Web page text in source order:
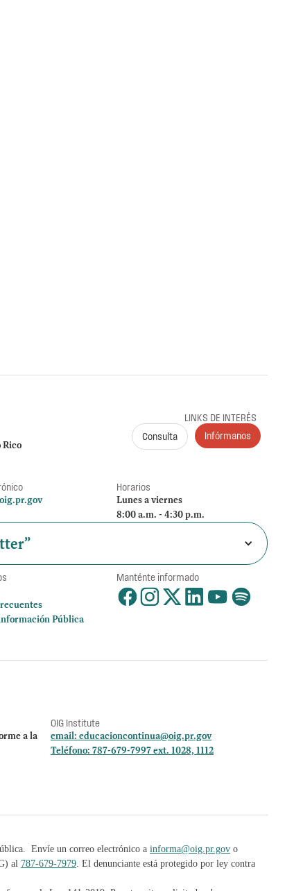
Rico
LINKS DE INTERÉS
Consulta
Infórmanos
Horarios
Lunes a viernes
8:00 a.m. - 4:30 p.m.
Pública
Manténte informado
a la
OIG Institute
email: educacioncontinua@oig.pr.gov
Teléfono: 787-679-7997 ext. 1028, 1112
Envíe un correo electrónico a informa@oig.pr.gov o
al 787-679-7979. El denunciante está protegido por ley contra